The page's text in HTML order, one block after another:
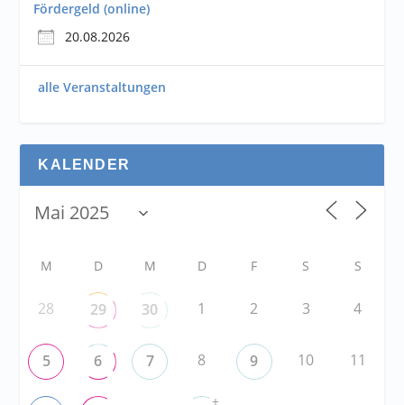
Fördergeld (online)
20.08.2026
alle Veranstaltungen
KALENDER
M D M D F S S
28 29 30 1 2 3 4
5 6 7 8 9 10 11
+